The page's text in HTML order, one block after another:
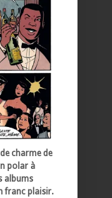
charme de
polar à
albums
franc plaisir.